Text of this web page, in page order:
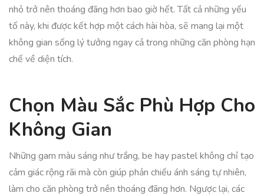
nhỏ trở nên thoáng đãng hơn bao giờ hết. Tất cả những yếu
tố này, khi được kết hợp một cách hài hòa, sẽ mang lại một
không gian sống lý tưởng ngay cả trong những căn phòng hạn
chế về diện tích.
Chọn Màu Sắc Phù Hợp Cho
Không Gian
Những gam màu sáng như trắng, be hay pastel không chỉ tạo
cảm giác rộng rãi mà còn giúp phản chiếu ánh sáng tự nhiên,
làm cho căn phòng trở nên thoáng đãng hơn. Ngược lại, các